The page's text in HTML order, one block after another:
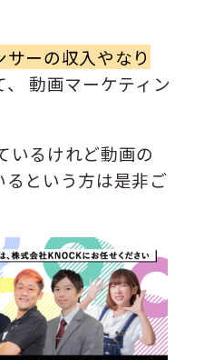
サーの収入やなり
、 動画マーケティン
いるけれど動画の
という方は是非ご